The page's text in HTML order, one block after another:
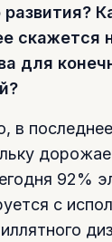
скажется
для
в
92%
с